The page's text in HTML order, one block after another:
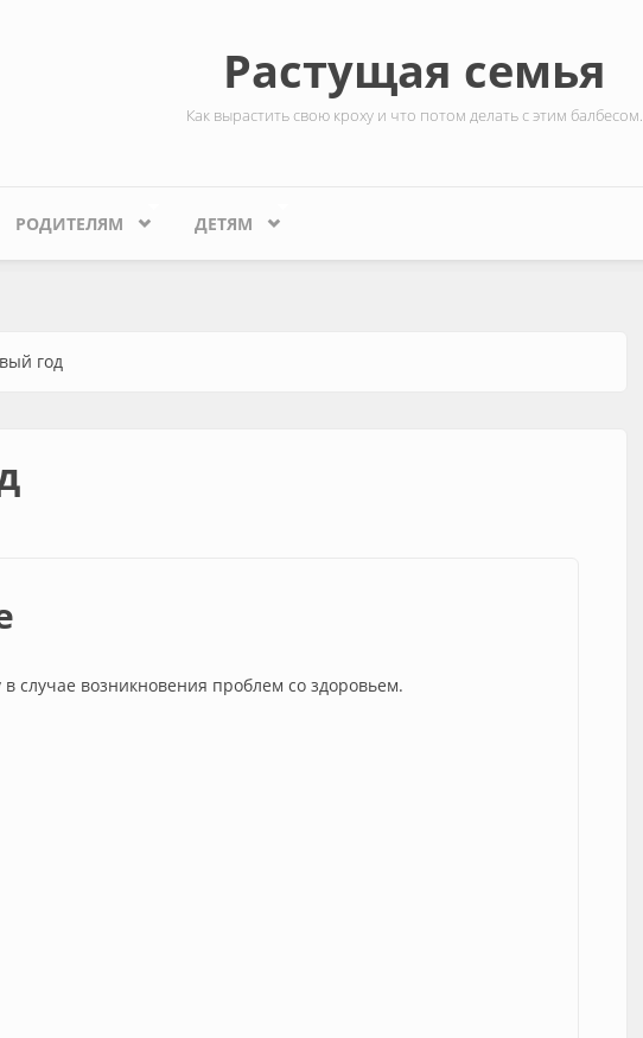
Растущая семья
Как вырастить свою кроху и что потом делать с этим балбесом.
РОДИТЕЛЯМ ДЕТЯМ
год
случае возникновения проблем со здоровьем.